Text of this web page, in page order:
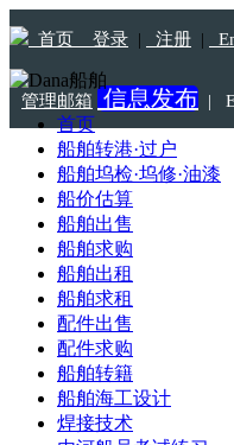
首页 登录 | 注册 |
管理邮箱 信息发布 |
Tel:18115303233
首页
船舶转港·过户
船舶坞检·坞修·油漆
船价估算
船舶出售
船舶求购
船舶出租
船舶求租
配件出售
配件求购
船舶转籍
船舶海工设计
焊接技术